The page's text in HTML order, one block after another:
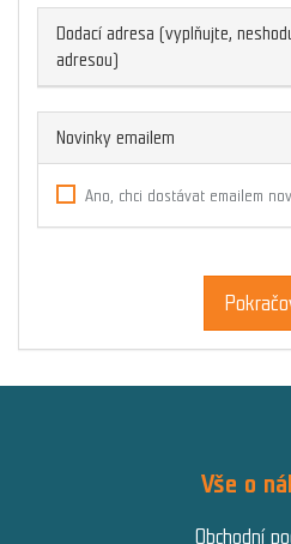
Dodací adresa (vyplňujte,
adresou)
Novinky emailem
Ano, chci dostávat emailem
Vše o
Obchodní